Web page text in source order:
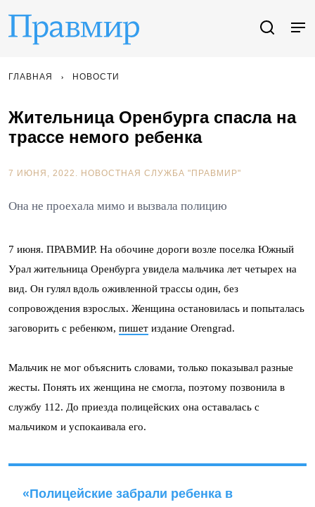
ГЛАВНАЯ НОВОСТИ
Жительница Оренбурга спасла на
трассе немого ребенка
7 ИЮНЯ, 2022. НОВОСТНАЯ СЛУЖБА "ПРАВМИР"
Она не проехала мимо и вызвала полицию
7 июня. ПРАВМИР. На обочине дороги возле поселка Южный
Урал жительница Оренбурга увидела мальчика лет четырех на
вид. Он гулял вдоль оживленной трассы один, без
сопровождения взрослых. Женщина остановилась и попыталась
заговорить с ребенком, пишет издание Orengrad.
Мальчик не мог объяснить словами, только показывал разные
жесты. Понять их женщина не смогла, поэтому позвонила в
службу 112. До приезда полицейских она оставалась с
мальчиком и успокаивала его.
«Полицейские забрали ребенка в